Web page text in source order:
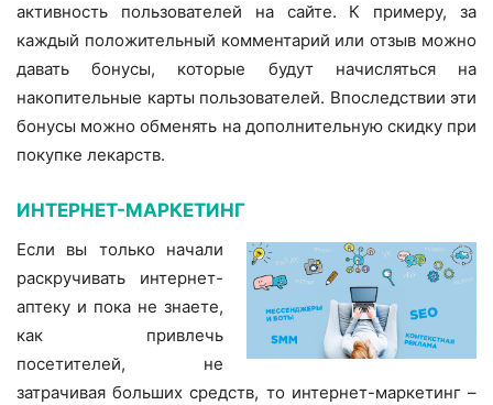
активность пользователей на сайте. К примеру, за
каждый положительный комментарий или отзыв можно
давать бонусы, которые будут начисляться на
накопительные карты пользователей. Впоследствии эти
бонусы можно обменять на дополнительную скидку при
покупке лекарств.
ИНТЕРНЕТ-МАРКЕТИНГ
Если вы только начали
раскручивать интернет-
аптеку и пока не знаете,
как привлечь
посетителей, не
затрачивая больших средств, то интернет-маркетинг –